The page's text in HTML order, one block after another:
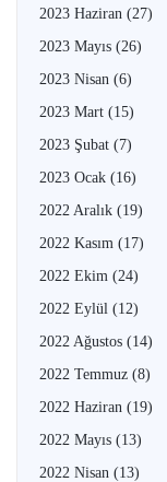
2023 Haziran (27)
2023 Mayıs (26)
2023 Nisan (6)
2023 Mart (15)
2023 Şubat (7)
2023 Ocak (16)
2022 Aralık (19)
2022 Kasım (17)
2022 Ekim (24)
2022 Eylül (12)
2022 Ağustos (14)
2022 Temmuz (8)
2022 Haziran (19)
2022 Mayıs (13)
2022 Nisan (13)